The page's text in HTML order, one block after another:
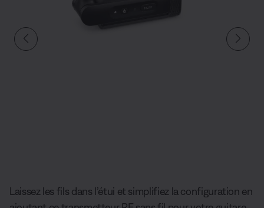
Laissez les fils dans l’étui et simplifiez la configuration en